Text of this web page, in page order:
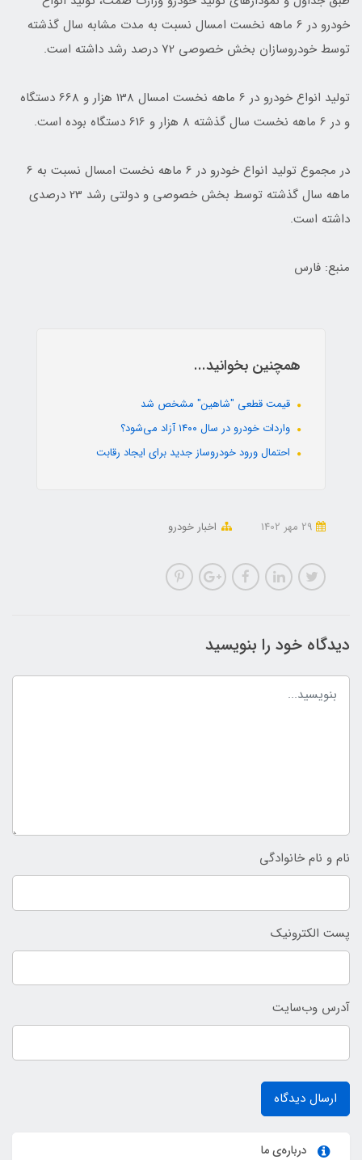
خودرو در 6 ماهه نخست امسال نسبت به مدت مشابه سال گذشته
توسط خودروسازان بخش خصوصی 72 درصد رشد داشته است.
تولید انواع خودرو در 6 ماهه نخست امسال 138 هزار و 668 دستگاه
و در 6 ماهه نخست سال گذشته 8 هزار و 616 دستگاه بوده است.
‌در مجموع تولید انواع خودرو در 6 ماهه نخست امسال نسبت به 6
ماهه سال گذشته توسط بخش خصوصی و دولتی رشد 23 درصدی
داشته است.
منبع: فارس
همچنین بخوانید...
قیمت قطعی "شاهین" مشخص شد
واردات خودرو در سال ۱۴۰۰ آزاد می‌شود؟
احتمال ورود خودروساز جدید برای ایجاد رقابت
اخبار خودرو
دیدگاه خود را بنویسید
نام و نام خانوادگی
پست الکترونیک
آدرس وب‌سایت
ارسال دیدگاه
درباره‌ی ما